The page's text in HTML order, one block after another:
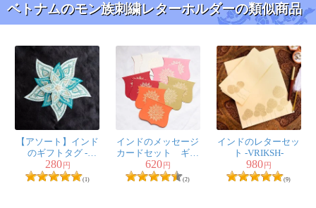
ベトナムのモン族刺繍レターホルダーの類似商品
【アソート】インド
のギフトタグ -
PUSHPA
280円
(1)
インドのメッセージ
カードセット ギフ
トカード
620円
(2)
インドのレターセッ
ト -VRIKSH-
980円
(9)